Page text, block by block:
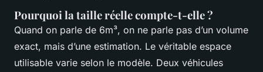
Pourquoi la taille réelle compte-t-elle ?
Quand on parle de 6m³, on ne parle pas d’un volume
exact, mais d’une estimation. Le véritable espace
utilisable varie selon le modèle. Deux véhicules